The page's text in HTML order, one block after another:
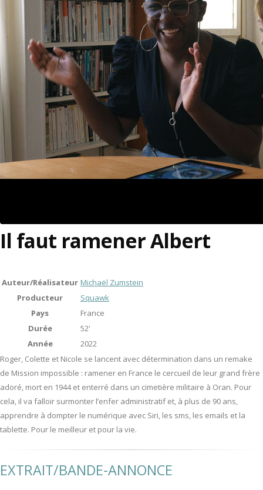
Il faut ramener Albert
Auteur/Réalisateur Michaël Zumstein
Producteur
Squawk
Pays
France
Durée
52'
Année
2022
Roger, Colette et Nicole se lancent avec détermination dans un remake
de Mission impossible : ramener en France le cercueil de leur grand frère
adoré, mort en 1944 et enterré dans un cimetière militaire à Oran. Pour
cela, il va falloir surmonter l’enfer administratif et, à plus de 90 ans,
apprendre à dompter le numérique avec Siri, les sms, les emails et la
tablette. Pour le meilleur et pour la vie.
EXTRAIT/BANDE-ANNONCE